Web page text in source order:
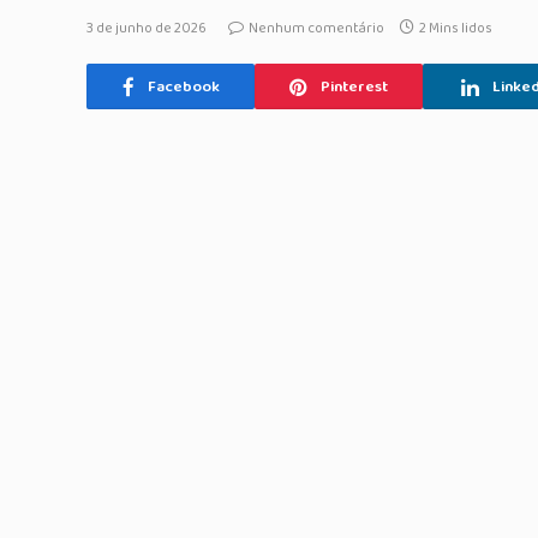
3 de junho de 2026 Nenhum comentário 2 Mins lidos
Facebook Pinterest